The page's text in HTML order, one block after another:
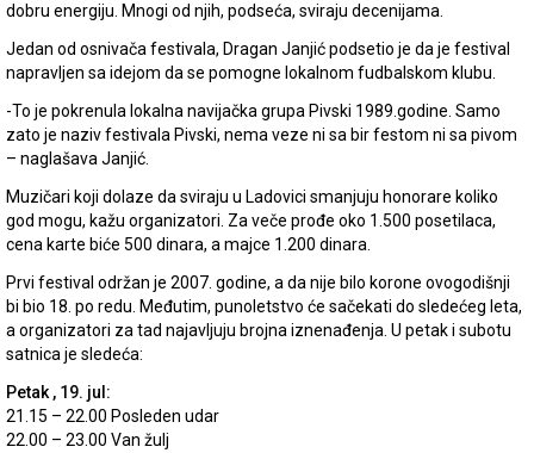
dobru energiju. Mnogi od njih, podseća, sviraju decenijama.
Jedan od osnivača festivala, Dragan Janjić podsetio je da je festival
napravljen sa idejom da se pomogne lokalnom fudbalskom klubu.
-To je pokrenula lokalna navijačka grupa Pivski 1989.godine. Samo
zato je naziv festivala Pivski, nema veze ni sa bir festom ni sa pivom
– naglašava Janjić.
Muzičari koji dolaze da sviraju u Ladovici smanjuju honorare koliko
god mogu, kažu organizatori. Za veče prođe oko 1.500 posetilaca,
cena karte biće 500 dinara, a majce 1.200 dinara.
Prvi festival održan je 2007. godine, a da nije bilo korone ovogodišnji
bi bio 18. po redu. Međutim, punoletstvo će sačekati do sledećeg leta,
a organizatori za tad najavljuju brojna iznenađenja. U petak i subotu
satnica je sledeća:
Petak , 19. jul:
21.15 – 22.00 Posleden udar
22.00 – 23.00 Van žulj